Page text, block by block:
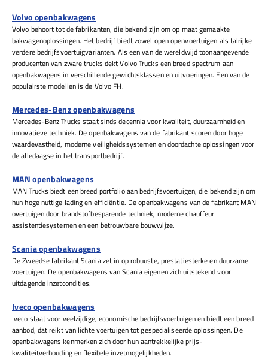
Volvo openbakwagens
Volvo behoort tot de fabrikanten, die bekend zijn om op maat gemaakte
bakwagenoplossingen. Het bedrijf biedt zowel open openvoertuigen als talrijke
verdere bedrijfsvoertuigvarianten. Als een van de wereldwijd toonaangevende
producenten van zware trucks dekt Volvo Trucks een breed spectrum aan
openbakwagens in verschillende gewichtsklassen en uitvoeringen. Een van de
populairste modellen is de Volvo FH.
Mercedes-Benz openbakwagens
Mercedes-Benz Trucks staat sinds decennia voor kwaliteit, duurzaamheid en
innovatieve techniek. De openbakwagens van de fabrikant scoren door hoge
waardevastheid, moderne veiligheidssystemen en doordachte oplossingen voor
de alledaagse in het transportbedrijf.
MAN openbakwagens
MAN Trucks biedt een breed portfolio aan bedrijfsvoertuigen, die bekend zijn om
hun hoge nuttige lading en efficiëntie. De openbakwagens van de fabrikant MAN
overtuigen door brandstofbesparende techniek, moderne chauffeur
assistentiesystemen en een betrouwbare bouwwijze.
Scania openbakwagens
De Zweedse fabrikant Scania zet in op robuuste, prestatiesterke en duurzame
voertuigen. De openbakwagens van Scania eigenen zich uitstekend voor
uitdagende inzetcondities.
Iveco openbakwagens
Iveco staat voor veelzijdige, economische bedrijfsvoertuigen en biedt een breed
aanbod, dat reikt van lichte voertuigen tot gespecialiseerde oplossingen. De
openbakwagens kenmerken zich door hun aantrekkelijke prijs-
kwaliteitverhouding en flexibele inzetmogelijkheden.